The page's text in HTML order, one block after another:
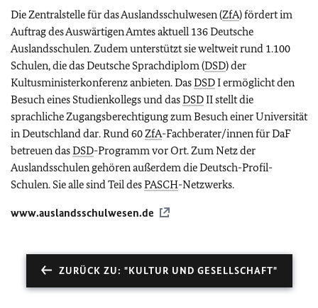
Die Zentralstelle für das Auslandsschulwesen (ZfA) fördert im
Auftrag des Auswärtigen Amtes aktuell 136 Deutsche
Auslandsschulen. Zudem unterstützt sie weltweit rund 1.100
Schulen, die das Deutsche Sprachdiplom (DSD) der
Kultusministerkonferenz anbieten. DasDSDI ermöglicht den
Besuch eines Studienkollegs und dasDSDII stellt die
sprachliche Zugangsberechtigung zum Besuch einer Universität
in Deutschland dar. Rund 60ZfA-Fachberater/innen für DaF
betreuen dasDSD-Programm vor Ort. Zum Netz der
Auslandsschulen gehören außerdem die Deutsch-Profil-
Schulen. Sie alle sind Teil desPASCH-Netzwerks.
www.auslandsschulwesen.de
ZURÜCK ZU: "KULTUR UND GESELLSCHAFT"